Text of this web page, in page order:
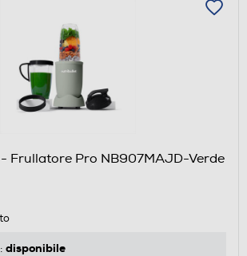
- Frullatore Pro NB907MAJD-Verde
disponibile